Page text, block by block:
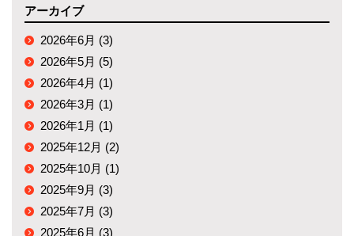
アーカイブ
2026年6月 (3)
2026年5月 (5)
2026年4月 (1)
2026年3月 (1)
2026年1月 (1)
2025年12月 (2)
2025年10月 (1)
2025年9月 (3)
2025年7月 (3)
2025年6月 (3)